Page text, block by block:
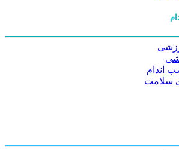
اندام
سلامت